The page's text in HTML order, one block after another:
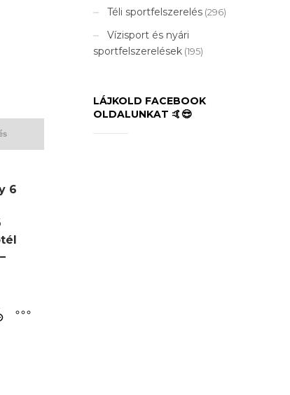
6
Téli sportfelszerelés (296)
Vízisport és nyári
sportfelszerelések (195)
LÁJKOLD FACEBOOK
OLDALUNKAT 🤙😎